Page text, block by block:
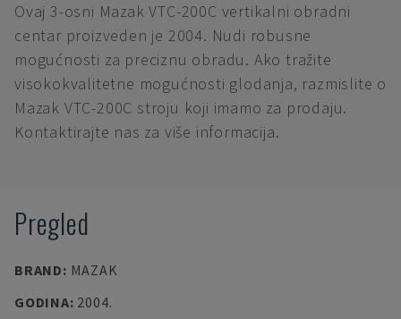
Ovaj 3-osni Mazak VTC-200C vertikalni obradni
centar proizveden je 2004. Nudi robusne
mogućnosti za preciznu obradu. Ako tražite
visokokvalitetne mogućnosti glodanja, razmislite o
Mazak VTC-200C stroju koji imamo za prodaju.
Kontaktirajte nas za više informacija.
Pregled
BRAND: MAZAK
GODINA: 2004.